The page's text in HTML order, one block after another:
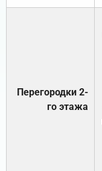
Перегородки 2-
го этажа